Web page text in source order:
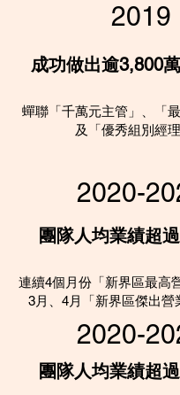
2019
成功做出逾3,800
蟬聯「千萬元主管」、「最
及「優秀組別經理
2020-
團隊人均業績超
連續4個月份「新界區最高
3月、4月「新界區傑出營
2020-
團隊人均業績超